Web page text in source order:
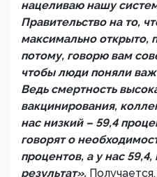
нацеливаю нашу
Правительство на то,
максимально открыто,
потому, говорю вам
чтобы люди поняли
Ведь смертность
вакцинирования,
нас низкий – 59,4
говорят о
процентов, а у нас
результат».